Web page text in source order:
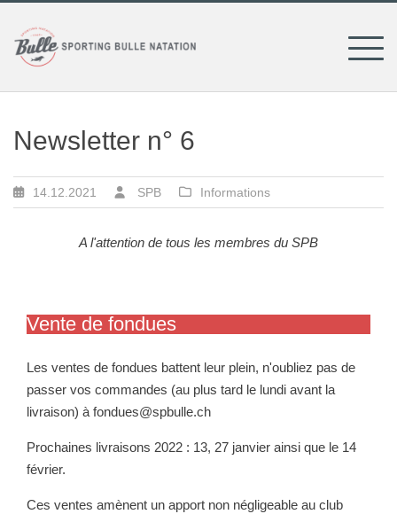
content
Newsletter n° 6
14.12.2021 SPB Informations
A l'attention de tous les membres du SPB
Vente de fondues
Les ventes de fondues battent leur plein, n'oubliez pas de
passer vos commandes (au plus tard le lundi avant la
livraison) à fondues@spbulle.ch
Prochaines livraisons 2022 : 13, 27 janvier ainsi que le 14
février.
Ces ventes amènent un apport non négligeable au club